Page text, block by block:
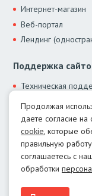
Интернет-магазин
Веб-портал
Лендинг
Поддержка
Техническая
Модернизация сайта
Лечение от
Контакты:
Москва:+7 (499)
Екатеринбург:+7
E-mail:
Время работы:
Продолжая
даете согласие на
cookie, которые
правильную
соглашаетесь с
обработки